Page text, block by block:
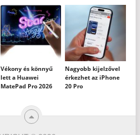
Vékony és könnyű
lett a Huawei
MatePad Pro 2026
Nagyobb kijelzővel
érkezhet az iPhone
20 Pro